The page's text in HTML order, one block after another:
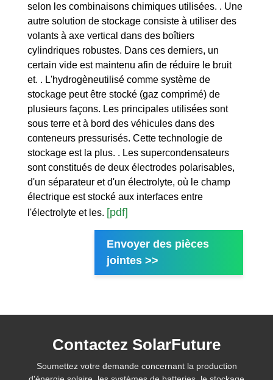
selon les combinaisons chimiques utilisées. . Une
autre solution de stockage consiste à utiliser des
volants à axe vertical dans des boîtiers
cylindriques robustes. Dans ces derniers, un
certain vide est maintenu afin de réduire le bruit
et. . L'hydrogèneutilisé comme système de
stockage peut être stocké (gaz comprimé) de
plusieurs façons. Les principales utilisées sont
sous terre et à bord des véhicules dans des
conteneurs pressurisés. Cette technologie de
stockage est la plus. . Les supercondensateurs
sont constitués de deux électrodes polarisables,
d'un séparateur et d'un électrolyte, où le champ
électrique est stocké aux interfaces entre
l'électrolyte et les. [pdf]
Envoyer des pièces
jointes >>
Contactez SolarFuture
Soumettez votre demande concernant la production